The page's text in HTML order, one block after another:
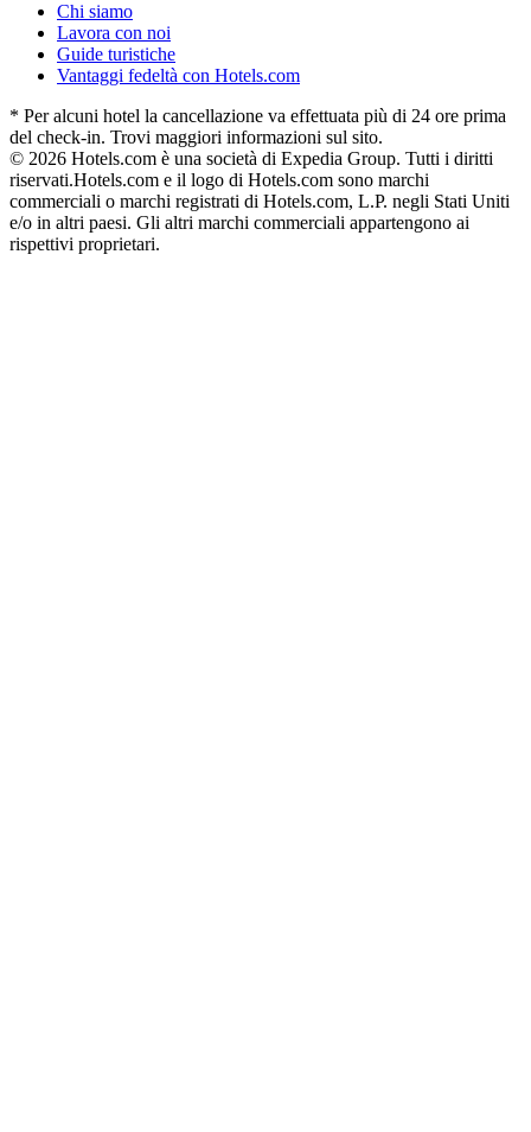
Chi siamo
Lavora con noi
Guide turistiche
Vantaggi fedeltà con Hotels.com
* Per alcuni hotel la cancellazione va effettuata più di 24 ore prima
del check-in. Trovi maggiori informazioni sul sito.
© 2026 Hotels.com è una società di Expedia Group. Tutti i diritti
riservati.Hotels.com e il logo di Hotels.com sono marchi
commerciali o marchi registrati di Hotels.com, L.P. negli Stati Uniti
e/o in altri paesi. Gli altri marchi commerciali appartengono ai
rispettivi proprietari.